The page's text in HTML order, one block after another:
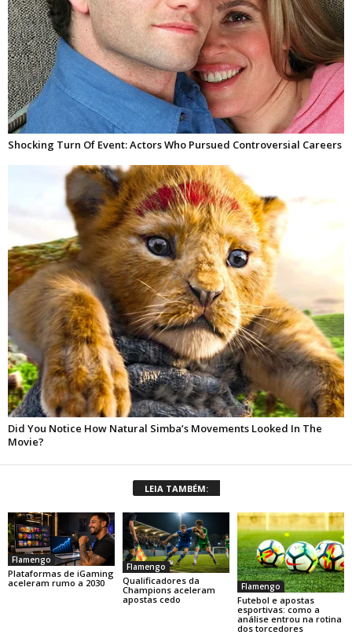
LEIA TAMBÉM:
Flamengo
Plataformas de iGaming
aceleram rumo a 2030
Flamengo
Qualificadores da
Champions aceleram
apostas cedo
Flamengo
Futebol e apostas
esportivas: como a
análise entrou na rotina
dos torcedores